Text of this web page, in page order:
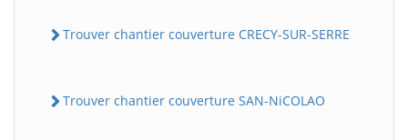
Trouver chantier couverture CRECY-SUR-SERRE
Trouver chantier couverture SAN-NiCOLAO